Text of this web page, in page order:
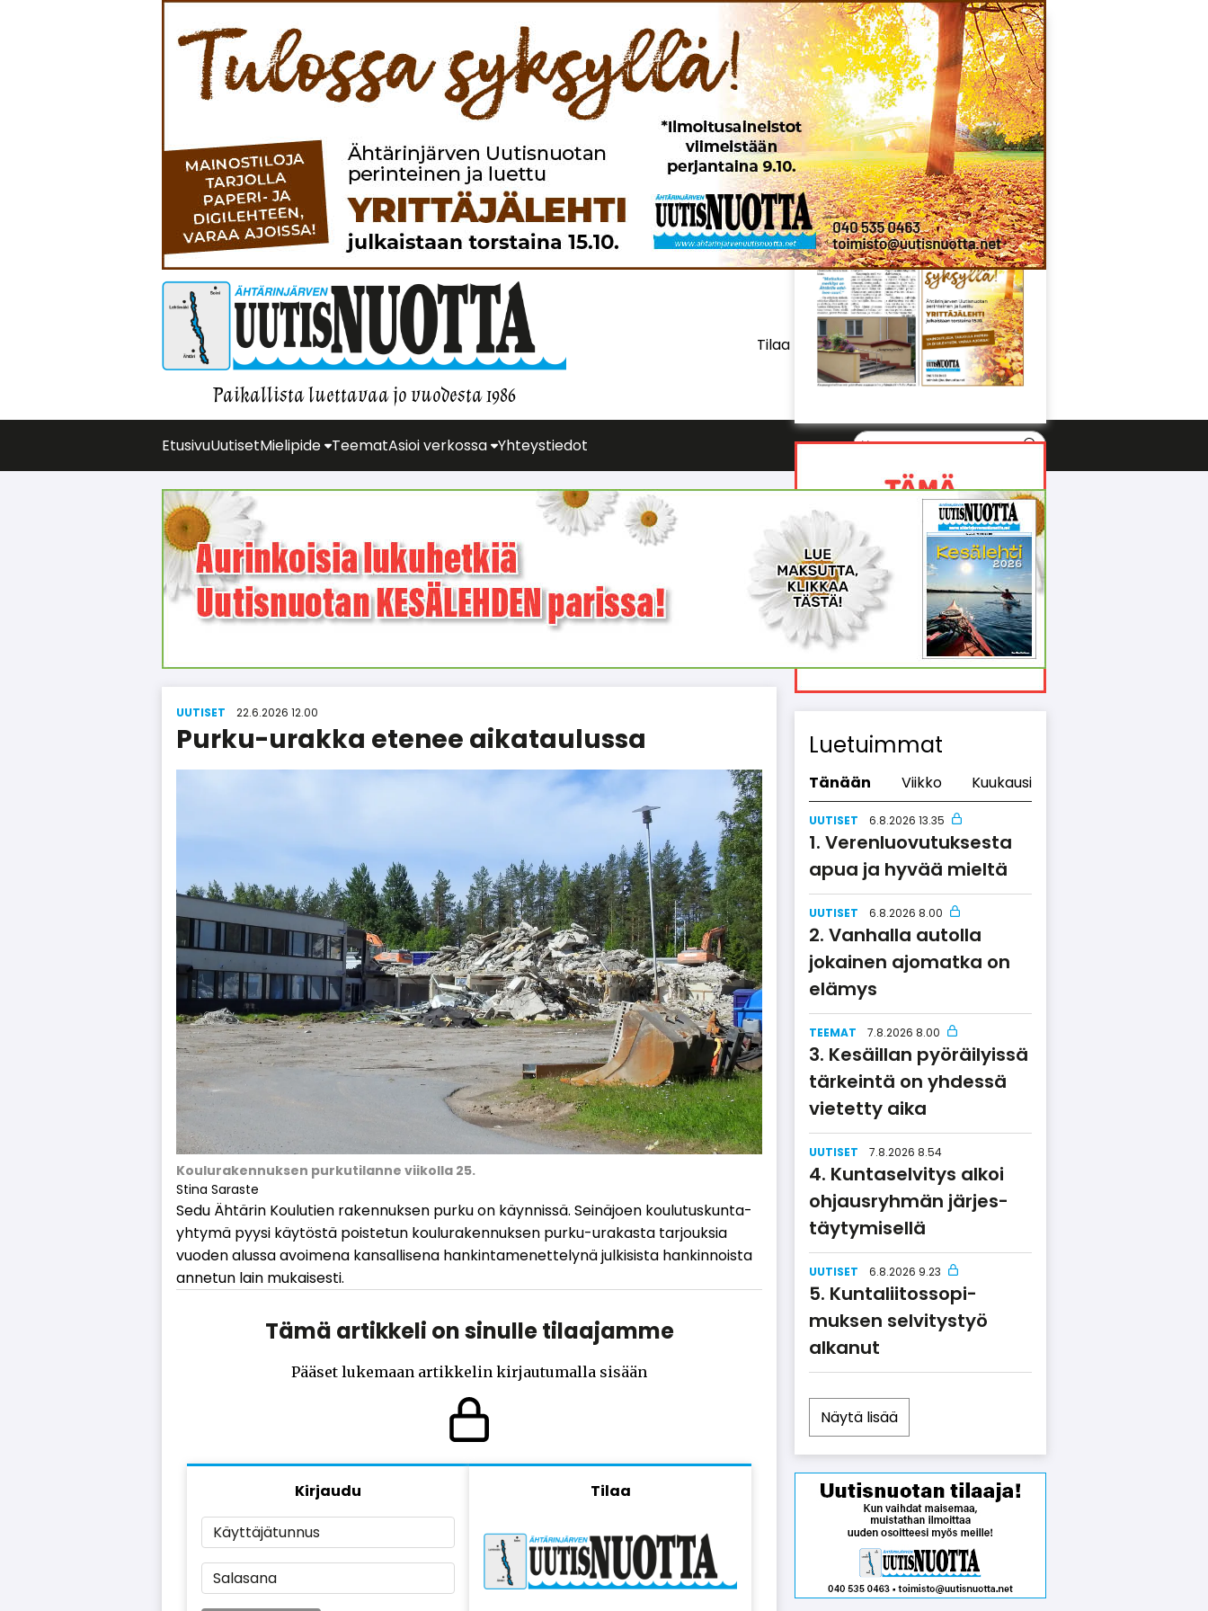
Paikallista luettavaa jo vuodesta 1986
Tilaa lehtiToimitusIlmoitukset Kirjaudu
EtusivuUutisetMielipide TeematAsioi verkossa Yhteystiedot
UUTISET 22.6.2026 12.00
Purku-urakka etenee aikataulussa
Koulurakennuksen purkutilanne viikolla 25.
Stina Saraste
Sedu Äh­tä­rin Kou­lu­tien ra­ken­nuk­sen pur­ku on käyn­nis­sä. Sei­nä­jo­en kou­lu­tus­kun­ta­
yh­ty­mä pyy­si käy­tös­tä pois­te­tun kou­lu­ra­ken­nuk­sen pur­ku-ura­kas­ta tar­jouk­sia
vuo­den alus­sa avoi­me­na kan­sal­li­se­na han­kin­ta­me­net­te­ly­nä jul­ki­sis­ta han­kin­nois­ta
an­ne­tun lain mu­kai­ses­ti.
Tämä artikkeli on sinulle tilaajamme
Pääset lukemaan artikkelin kirjautumalla sisään
Kirjaudu
Käyttäjätunnus
Salasana
Tilaa
Näköislehti
Luetuimmat
Tänään Viikko Kuukausi
UUTISET 6.8.2026 13.35
Verenluo­vu­tuksesta
apua ja hyvää mieltä
UUTISET 6.8.2026 8.00
Vanhalla autolla
jokainen ajomatka on
elämys
TEEMAT 7.8.2026 8.00
Kesäillan pyöräilyissä
tärkeintä on yhdessä
vietetty aika
UUTISET 7.8.2026 8.54
Kuntaselvitys alkoi
ohjausryhmän järjes­
täy­ty­misellä
UUTISET 6.8.2026 9.23
Kuntalii­tos­so­pi­
muksen selvitystyö
alkanut
Näytä lisää